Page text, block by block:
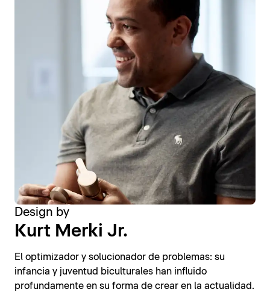
Design by
Kurt Merki Jr.
El optimizador y solucionador de problemas: su
infancia y juventud biculturales han influido
profundamente en su forma de crear en la actualidad.